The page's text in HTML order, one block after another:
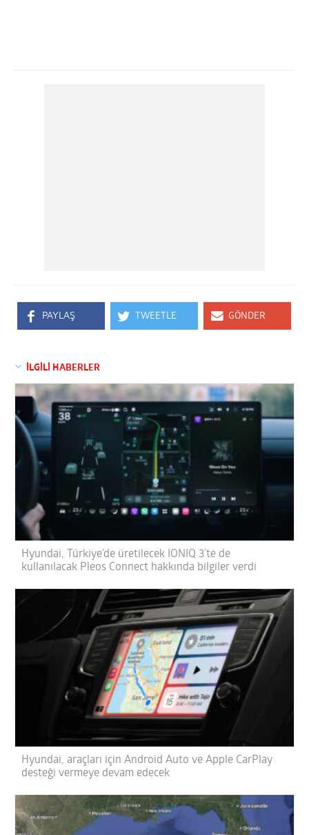
PAYLAŞ TWEETLE GÖNDER
İLGİLİ HABERLER
Hyundai, Türkiye’de üretilecek IONIQ 3’te de
kullanılacak Pleos Connect hakkında bilgiler verdi
Hyundai, araçları için Android Auto ve Apple CarPlay
desteği vermeye devam edecek